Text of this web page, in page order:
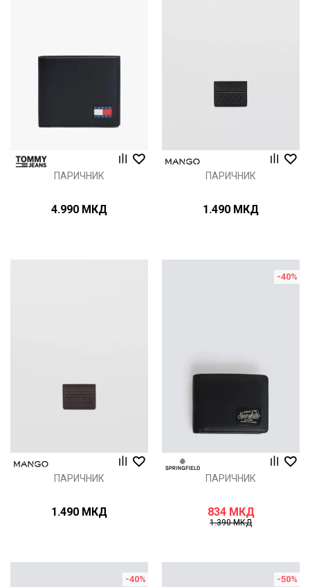
ПАРИЧНИК
4.990 МКД
ПАРИЧНИК
1.490 МКД
ПАРИЧНИК
1.490 МКД
-40%
ПАРИЧНИК
834 МКД
1.390МКД
-40% -50%